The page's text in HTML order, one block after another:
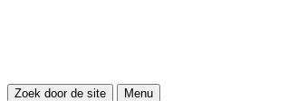
Zoek door de site Menu